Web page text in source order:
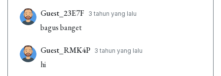
Guest_23E7F 3 tahun yang lalu
bagus banget
Guest_RMK4P 3 tahun yang lalu
hi